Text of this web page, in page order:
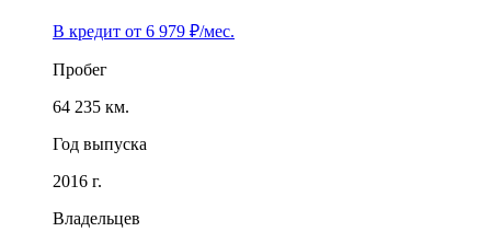
В кредит от 6 979 ₽/мес.
Пробег
64 235 км.
Год выпуска
2016 г.
Владельцев